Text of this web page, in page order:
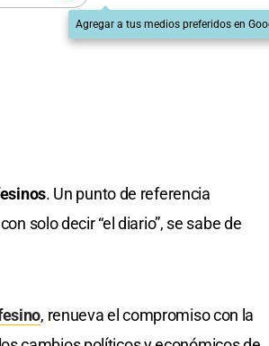
Agregar a tus medios preferidos en
. Un punto de referencia
solo decir “el diario”, se sabe de
, renueva el compromiso con la